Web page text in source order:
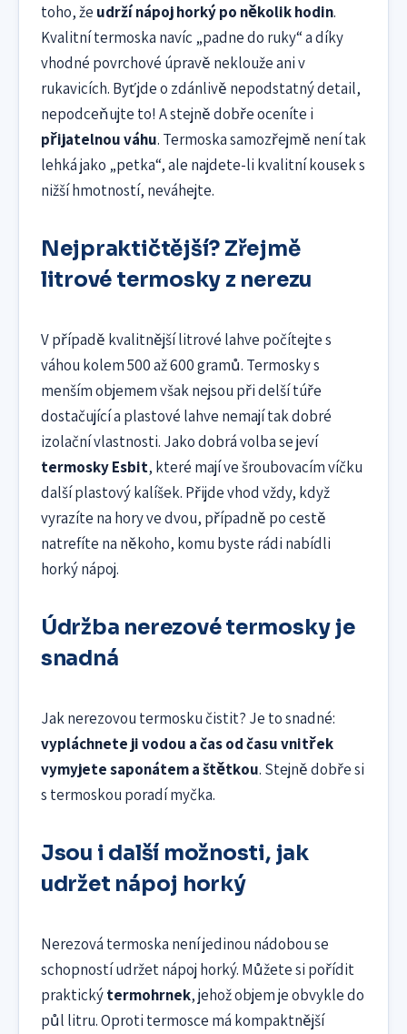
toho, že udrží nápoj horký po několik hodin.
Kvalitní termoska navíc „padne do ruky“ a díky
vhodné povrchové úpravě neklouže ani v
rukavicích. Byť jde o zdánlivě nepodstatný detail,
nepodceňujte to! A stejně dobře oceníte i
přijatelnou váhu. Termoska samozřejmě není tak
lehká jako „petka“, ale najdete-li kvalitní kousek s
nižší hmotností, neváhejte.
Nejpraktičtější? Zřejmě
litrové termosky z nerezu
V případě kvalitnější litrové lahve počítejte s
váhou kolem 500 až 600 gramů. Termosky s
menším objemem však nejsou při delší túře
dostačující a plastové lahve nemají tak dobré
izolační vlastnosti. Jako dobrá volba se jeví
termosky Esbit, které mají ve šroubovacím víčku
další plastový kalíšek. Přijde vhod vždy, když
vyrazíte na hory ve dvou, případně po cestě
natrefíte na někoho, komu byste rádi nabídli
horký nápoj.
Údržba nerezové termosky je
snadná
Jak nerezovou termosku čistit? Je to snadné:
vypláchnete ji vodou a čas od času vnitřek
vymyjete saponátem a štětkou. Stejně dobře si
s termoskou poradí myčka.
Jsou i další možnosti, jak
udržet nápoj horký
Nerezová termoska není jedinou nádobou se
schopností udržet nápoj horký. Můžete si pořídit
praktickýtermohrnek, jehož objem je obvykle do
půl litru. Oproti termosce má kompaktnější